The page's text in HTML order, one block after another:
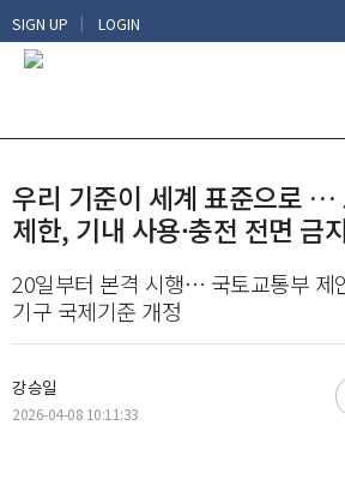
SIGN UP | LOGIN
우리 기준이 세계 표준으로 …
제한, 기내 사용·충전 전면 금
20일부터 본격 시행… 국토교통부 제
기구 국제기준 개정
강승일
2026-04-08 10:11:33